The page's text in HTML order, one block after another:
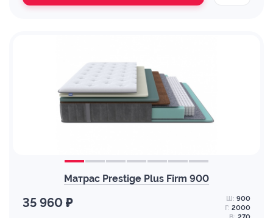
Матрас Prestige Plus Firm 900
35 960 ₽ Ш: 900
Г: 2000